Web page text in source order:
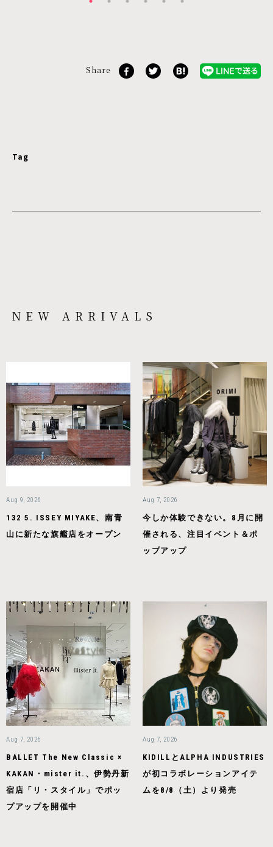
Share
Tag
NEW ARRIVALS
Aug 9, 2026
132 5. ISSEY MIYAKE、南青
山に新たな旗艦店をオープン
Aug 7, 2026
今しか体験できない。8月に開
催される、注目イベント＆ポ
ップアップ
Aug 7, 2026
BALLET The New Classic ×
KAKAN・mister it.、伊勢丹新
宿店「リ・スタイル」でポッ
プアップを開催中
Aug 7, 2026
KIDILLとALPHA INDUSTRIES
が初コラボレーションアイテ
ムを8/8（土）より発売